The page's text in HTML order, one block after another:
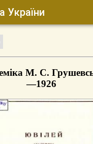
України
М. С.
—1926